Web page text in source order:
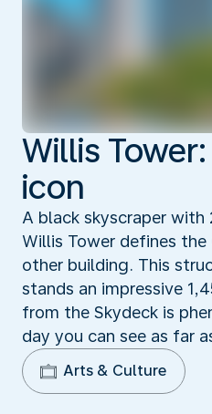
Willis Tower:
icon
A black skyscraper
Willis Tower defines
other building. This
stands an impressive
from the Skydeck is
day you can see as far
Arts & Culture